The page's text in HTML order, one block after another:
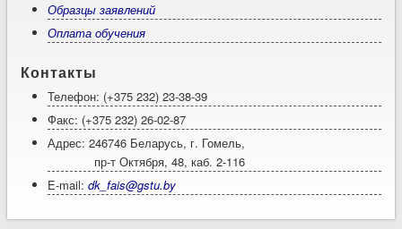
Образцы заявлений
Оплата обучения
Контакты
Телефон: (+375 232) 23-38-39
Факс: (+375 232) 26-02-87
Адрес: 246746 Беларусь, г. Гомель,
пр-т Октября, 48, каб. 2-116
E-mail:dk_fais@gstu.by